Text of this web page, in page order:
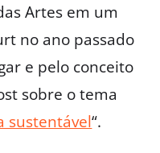
Artes em um
no ano passado
e pelo conceito
sobre o tema
sustentável“.